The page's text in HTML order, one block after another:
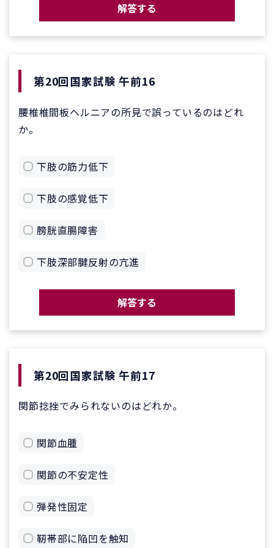
解答する
第20回国家試験 午前16
腰椎椎間板ヘルニアの所見で誤っているのはどれ
か。
下肢の筋力低下
下肢の感覚低下
膀胱直腸障害
下肢深部腱反射の亢進
解答する
第20回国家試験 午前17
関節捻挫でみられないのはどれか。
関節血腫
関節の不安定性
弾発性固定
靭帯部に陥凹を触知